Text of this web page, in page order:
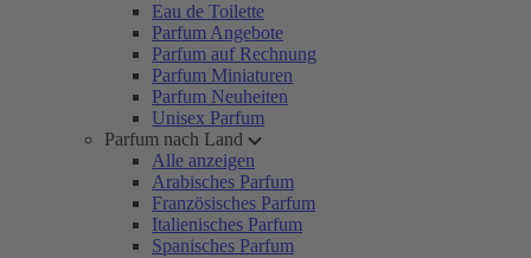
Eau de Toilette
Parfum Angebote
Parfum auf Rechnung
Parfum Miniaturen
Parfum Neuheiten
Unisex Parfum
Parfum nach Land
Alle anzeigen
Arabisches Parfum
Französisches Parfum
Italienisches Parfum
Spanisches Parfum